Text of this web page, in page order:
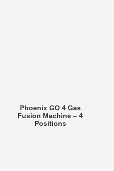
Phoenix GO 4 Gas
Fusion Machine – 4
Positions